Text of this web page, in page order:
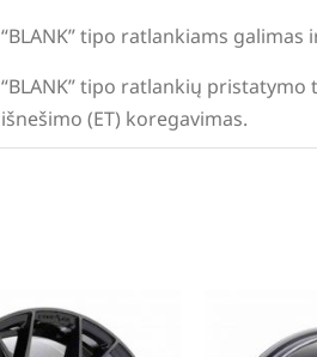
“BLANK” tipo ratlankiams galimas
“BLANK” tipo ratlankių
išnešimo (ET) koregavimas.